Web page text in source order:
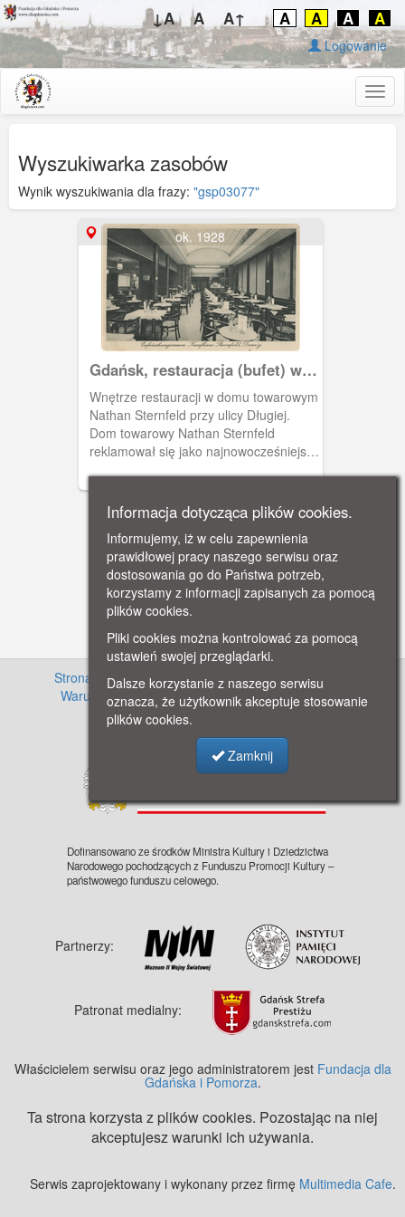
↓A A A↑ A A A A
Logowanie
Wyszukiwarka zasobów
Wynik wyszukiwania dla frazy: "gsp03077"
ok. 1928
Gdańsk, restauracja (bufet) w
domu towarowym Sternfeld
Wnętrze restauracji w domu towarowym
Nathan Sternfeld przy ulicy Długiej.
Dom towarowy Nathan Sternfeld
reklamował się jako najnowocześniejszy
Tkackiej. Sternfeld wydawał również
swoje pocztówki, głównie reklamowe.
Strona główna · Informacje o projekcie · Cennik
Warunki używania zasobów
· Kontakt ·
Regulamin
serwisu
· Polityka prywatności
Dofinansowano ze środków Ministra Kultury i Dziedzictwa
Narodowego pochodzących z Funduszu Promocji Kultury –
państwowego funduszu celowego.
Partnerzy:
Patronat medialny:
Właścicielem serwisu oraz jego administratorem jest Fundacja dla
Gdańska i Pomorza.
Ta strona korzysta z plików cookies. Pozostając na niej
akceptujesz warunki ich używania.
Serwis zaprojektowany i wykonany przez firmę Multimedia Cafe.
Informacja dotycząca plików cookies.
Informujemy, iż w celu zapewnienia
prawidłowej pracy naszego serwisu oraz
dostosowania go do Państwa potrzeb,
korzystamy z informacji zapisanych za pomocą
plików cookies.
Pliki cookies można kontrolować za pomocą
ustawień swojej przeglądarki.
Dalsze korzystanie z naszego serwisu
oznacza, że użytkownik akceptuje stosowanie
plików cookies.
Zamknij